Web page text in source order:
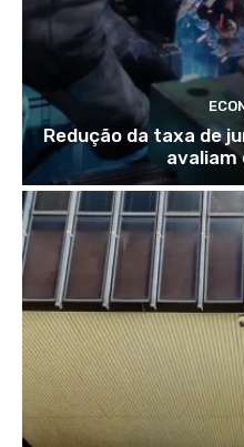
Redução da taxa de
avaliam